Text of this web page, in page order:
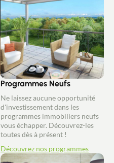
Programmes Neufs
Ne laissez aucune opportunité
d'investissement dans les
programmes immobiliers neufs
vous échapper. Découvrez-les
toutes dès à présent !
Découvrez nos programmes